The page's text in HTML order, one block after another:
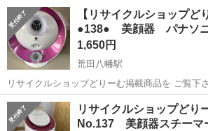
鹿児島 鹿児島市 騎射場駅 美容家電
【リサイクルショップど
●138● 美顔器 パナソ
1,650円
荒田八幡駅
リサイクルショップどりーむ掲載商品を ご覧下
とうございます。 どりーむ全店舗の掲載中の商品に関しまして ジモテ
ィー安心決済の対応は行っておりません。 あく
となります。 購...
鹿児島 鹿児島市 荒田八幡駅 美容家電
リサイクルショップどり
No.137 美顔器スチー